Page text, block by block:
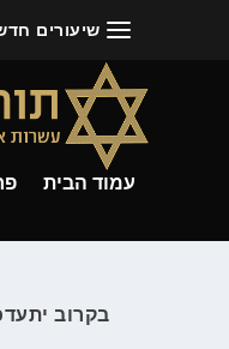
שיעורים
עמוד הבית
בקרוב